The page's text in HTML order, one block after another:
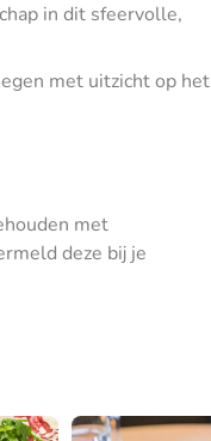
in dit sfeervolle,
met uitzicht op het
met
deze bij je